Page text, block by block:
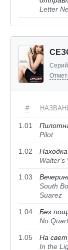
Letter
#
1.01
Pilot
1.02
Walter's
1.03
South
Suarez
1.04
Без
No
1.05
На
In the